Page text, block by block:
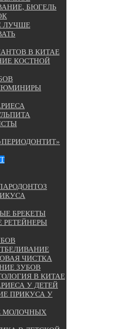
БЮГЕЛЬ
ЛУЧШЕ
В КИТАЕ
КОСТНОЙ
БРЕКЕТЫ
ЧИСТКА
ЗУБОВ
В КИТАЕ
У ДЕТЕЙ
ПРИКУСА У
МОЛОЧНЫХ